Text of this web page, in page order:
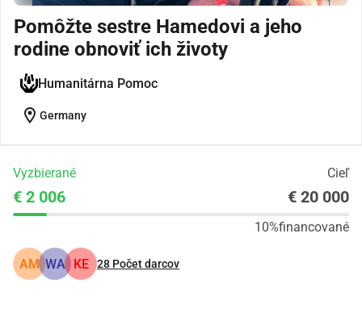
Pomôžte sestre Hamedovi a jeho
rodine obnoviť ich životy
Humanitárna Pomoc
location_on Germany
Vyzbierané Cieľ
€ 2 006 € 20 000
10%financované
AM WA KE 28 Počet darcov